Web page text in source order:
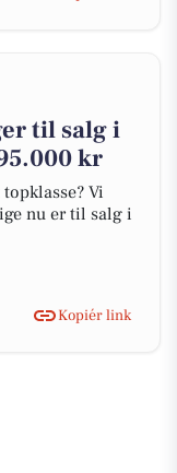
til salg i
kr
Vi
nu er til salg i
Kopiér link